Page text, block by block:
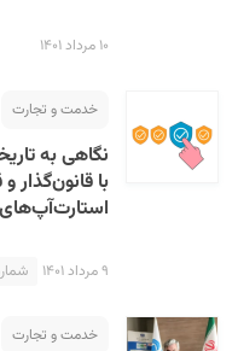
۱۰ مرداد ۱۴۰۱
خدمت و تجارت
نگاهی به
با قانون‌گذار
۹ مرداد ۱۴۰۱ شماره
خدمت و تجارت